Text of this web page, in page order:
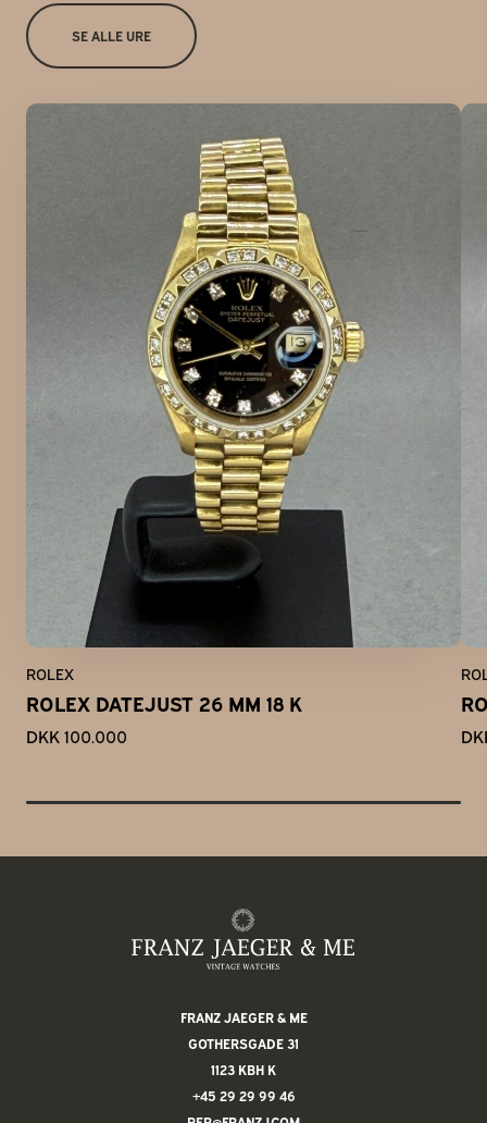
SE ALLE URE
ROLEX
ROLEX DATEJUST 26 MM 18 K
DKK 100.000
FRANZ JAEGER & ME
GOTHERSGADE 31
1123 KBH K
+45 29 29 99 46